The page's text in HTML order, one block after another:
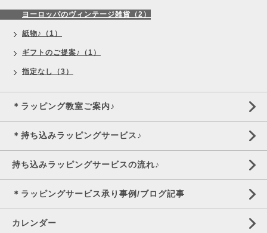
ヨーロッパのヴィンテージ雑貨（2）
紙物♪（1）
ギフトのご提案♪（1）
指定なし（3）
＊ラッピング教室ご案内♪
＊持ち込みラッピングサービス♪
持ち込みラッピングサービスの流れ♪
＊ラッピングサービス承り事例/ブログ記事
カレンダー